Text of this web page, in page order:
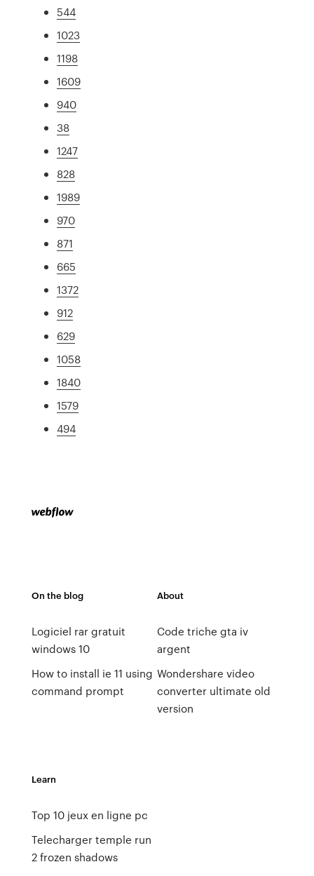
544
1023
1198
1609
940
38
1247
828
1989
970
871
665
1372
912
629
1058
1840
1579
494
On the blog
Logiciel rar gratuit
windows 10
How to install ie 11 using
command prompt
About
Code triche gta iv
argent
Wondershare video
converter ultimate old
version
Learn
Top 10 jeux en ligne pc
Telecharger temple run
2 frozen shadows